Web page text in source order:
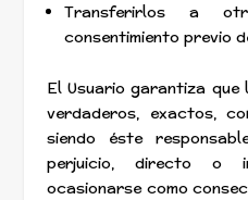
Transferirlos a
consentimiento previo
El Usuario garantiza
verdaderos, exactos,
siendo éste
perjuicio, directo o
ocasionarse como